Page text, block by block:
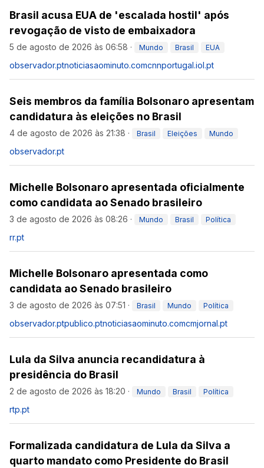
Brasil acusa EUA de 'escalada hostil' após
revogação de visto de embaixadora
5 de agosto de 2026 às 06:58 · Mundo Brasil EUA
observador.ptnoticiasaominuto.comcnnportugal.iol.pt
Seis membros da família Bolsonaro apresentam
candidatura às eleições no Brasil
4 de agosto de 2026 às 21:38 · Brasil Eleições Mundo
observador.pt
Michelle Bolsonaro apresentada oficialmente
como candidata ao Senado brasileiro
3 de agosto de 2026 às 08:26 · Mundo Brasil Política
rr.pt
Michelle Bolsonaro apresentada como
candidata ao Senado brasileiro
3 de agosto de 2026 às 07:51 · Brasil Mundo Política
observador.ptpublico.ptnoticiasaominuto.comcmjornal.pt
Lula da Silva anuncia recandidatura à
presidência do Brasil
2 de agosto de 2026 às 18:20 · Mundo Brasil Política
rtp.pt
Formalizada candidatura de Lula da Silva a
quarto mandato como Presidente do Brasil